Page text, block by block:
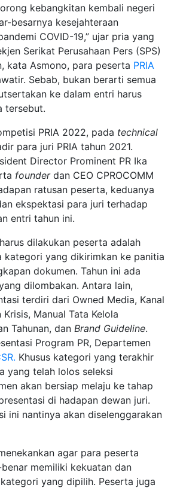
kebangkitan kembali negeri
besarnya kesejahteraan
COVID-19,” ujar pria yang
Serikat Perusahaan Pers (SPS)
kata Asmono, para peserta PRIA
Sebab, bukan berarti semua
ke dalam entri harus
tersebut.
PRIA 2022, pada technical
para juri PRIA tahun 2021.
Director Prominent PR Ika
founder dan CEO CPROCOMM
ratusan peserta, keduanya
ekspektasi para juri terhadap
entri tahun ini.
dilakukan peserta adalah
kategori yang dikirimkan ke panitia
dokumen. Tahun ini ada
dilombakan. Antara lain,
terdiri dari Owned Media, Kanal
Manual Tata Kelola
Tahunan, dan Brand Guideline.
Program PR, Departemen
Khusus kategori yang terakhir
yang telah lolos seleksi
akan bersiap melaju ke tahap
di hadapan dewan juri.
ini nantinya akan diselenggarakan
agar para peserta
memiliki kekuatan dan
yang dipilih. Peserta juga